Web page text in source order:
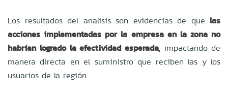
Los resultados del analisis son evidencias de que las
acciones implementadas por la empresa en la zona no
habrían logrado la efectividad esperada, impactando de
manera directa en el suministro que reciben las y los
usuarios de la región.